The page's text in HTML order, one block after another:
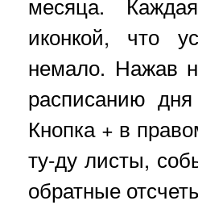
иконкой, что
немало. Нажав
расписанию
Кнопка + в
ту-ду листы,
обратные